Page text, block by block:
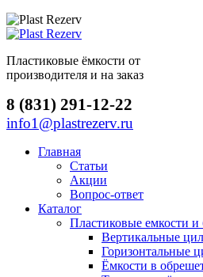
Пластиковые ёмкости от
производителя и на заказ
8 (831) 291-12-22
info1@plastrezerv.ru
Главная
Статьи
Акции
Вопрос-ответ
Каталог
Пластиковые емкости и
Вертикальные
Горизонтальные
Ёмкости в